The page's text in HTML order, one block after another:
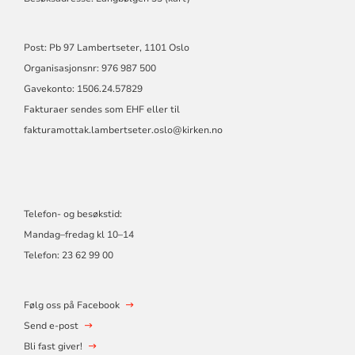
Post: Pb 97 Lambertseter, 1101 Oslo
Organisasjonsnr: 976 987 500
Gavekonto: 1506.24.57829
Fakturaer sendes som EHF eller til
fakturamottak.lambertseter.oslo@kirken.no
Telefon- og besøkstid:
Mandag–fredag kl 10–14
Telefon: 23 62 99 00
Følg oss på Facebook
Send e-post
Bli fast giver!